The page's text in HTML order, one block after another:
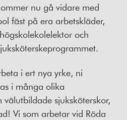
nu gå vidare med
fäst på era arbetskläder,
och
i ert nya yrke, ni
i många olika
välutbildade sjuksköterskor,
Vi som arbetar vid Röda